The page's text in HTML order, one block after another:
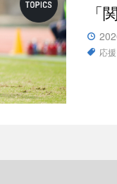
「
応援